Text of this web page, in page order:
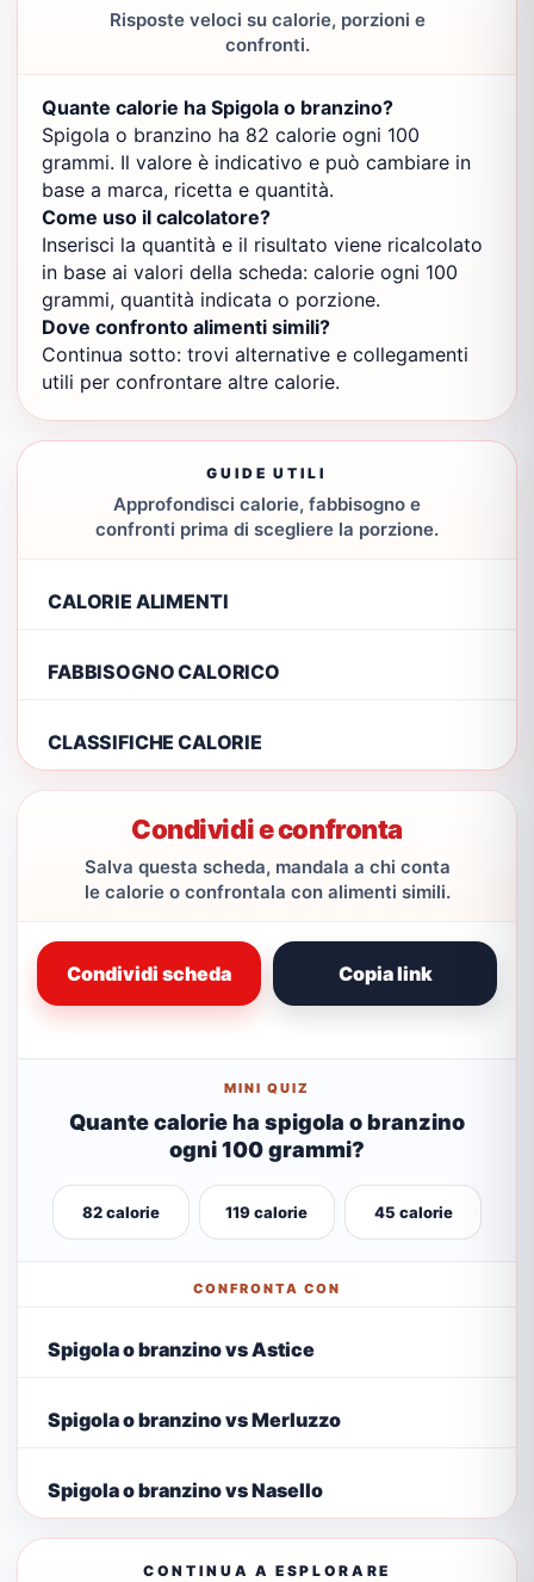
Risposte veloci su calorie, porzioni e
confronti.
Quante calorie ha Spigola o branzino?
Spigola o branzino ha 82 calorie ogni 100
grammi. Il valore è indicativo e può cambiare in
base a marca, ricetta e quantità.
Come uso il calcolatore?
Inserisci la quantità e il risultato viene ricalcolato
in base ai valori della scheda: calorie ogni 100
grammi, quantità indicata o porzione.
Dove confronto alimenti simili?
Continua sotto: trovi alternative e collegamenti
utili per confrontare altre calorie.
GUIDE UTILI
Approfondisci calorie, fabbisogno e
confronti prima di scegliere la porzione.
CALORIE ALIMENTI
FABBISOGNO CALORICO
CLASSIFICHE CALORIE
Condividi e confronta
Salva questa scheda, mandala a chi conta
le calorie o confrontala con alimenti simili.
Condividi scheda Copia link
MINI QUIZ
Quante calorie ha spigola o branzino
ogni 100 grammi?
82 calorie 119 calorie 45 calorie
CONFRONTA CON
Spigola o branzino vs Astice
Spigola o branzino vs Merluzzo
Spigola o branzino vs Nasello
CONTINUA A ESPLORARE